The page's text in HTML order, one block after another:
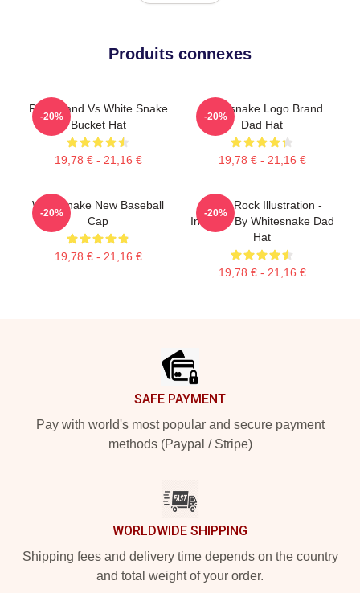
Produits connexes
Rock Band Vs White Snake
Bucket Hat
19,78 € - 21,16 €
-20%
Whitesnake Logo Brand
Dad Hat
19,78 € - 21,16 €
-20%
Whitesnake New Baseball
Cap
19,78 € - 21,16 €
-20%
Retro Rock Illustration -
Inspired By Whitesnake Dad
Hat
19,78 € - 21,16 €
-20%
SAFE PAYMENT
Pay with world's most popular and secure payment
methods (Paypal / Stripe)
WORLDWIDE SHIPPING
Shipping fees and delivery time depends on the country
and total weight of your order.